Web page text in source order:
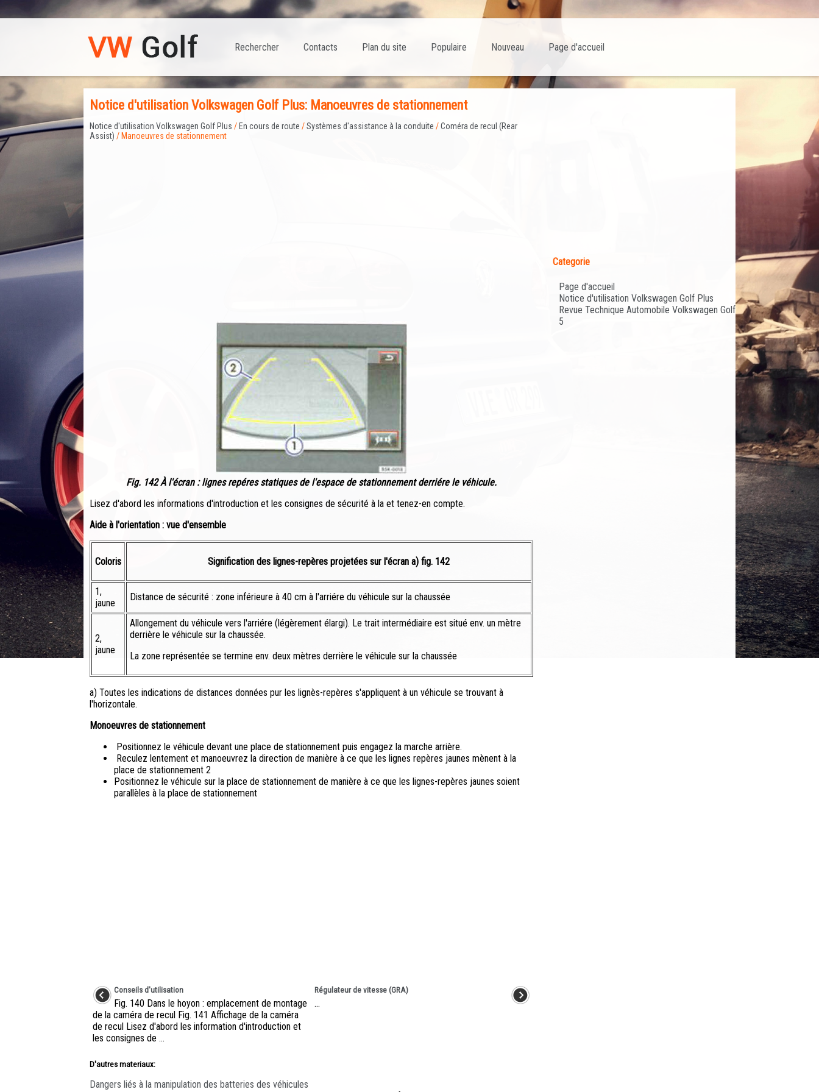
Page d'accueil
Nouveau
Populaire
Plan du site
Contacts
Rechercher
Notice d'utilisation Volkswagen Golf Plus: Manoeuvres de stationnement
Notice d'utilisation Volkswagen Golf Plus / En cours de route /Systèmes d'assistance à la conduite /Coméra de recul (Rear
Assist) / Manoeuvres de stationnement
Fig. 142 À l'écran : lignes repéres statiques de l'espace de stationnement derriére le véhicule.
Lisez d'abord les informations d'introduction et les consignes de sécurité à la et tenez-en compte.
Aide à l'orientation : vue d'ensemble
Coloris Signification des lignes-repères projetées sur l'écran a) fig. 142
1,
jaune
Distance de sécurité : zone inférieure à 40 cm à l'arriére du véhicule sur la chaussée
2,
jaune
Allongement du véhicule vers l'arriére (légèrement élargi). Le trait intermédiaire est situé env. un mètre
derrière le véhicule sur la chaussée.
La zone représentée se termine env. deux mètres derrière le véhicule sur la chaussée
a) Toutes les indications de distances données pur les lignès-repères s'appliquent à un véhicule se trouvant à
l'horizontale.
Monoeuvres de stationnement
Positionnez le véhicule devant une place de stationnement puis engagez la marche arrière.
Reculez lentement et manoeuvrez la direction de manière à ce que les lignes repères jaunes mènent à la
place de stationnement 2
Positionnez le véhicule sur la place de stationnement de manière à ce que les lignes-repères jaunes soient
parallèles à la place de stationnement
Conseils d'utilisation
Fig. 140 Dans le hoyon : emplacement de montage
de la caméra de recul Fig. 141 Affichage de la caméra
de recul Lisez d'abord les information d'introduction et
les consignes de ...
Régulateur de vitesse (GRA)
...
D'autres materiaux:
Dangers liés à la manipulation des batteries des véhicules
Categorie
Page d'accueil
Notice d'utilisation Volkswagen Golf Plus
Revue Technique Automobile Volkswagen Golf
5